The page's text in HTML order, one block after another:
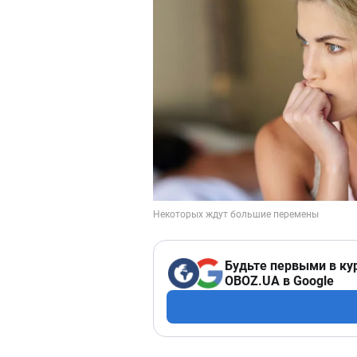
Будьте первыми в
OBOZ.UA в Google